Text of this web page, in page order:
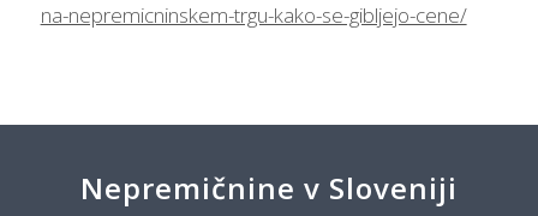
na-nepremicninskem-trgu-kako-se-gibljejo-cene/
Nepremičnine v Sloveniji